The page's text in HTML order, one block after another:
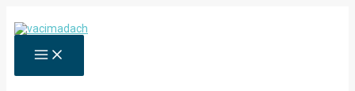
to
content
MAIN
MENU